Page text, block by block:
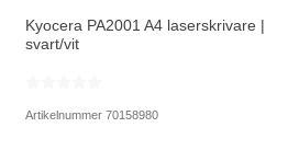
Kyocera PA2001 A4 laserskrivare |
svart/vit
Artikelnummer 70158980